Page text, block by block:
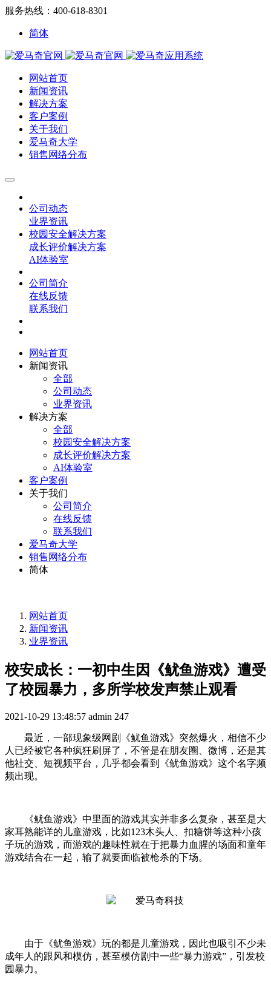
服务热线：400-618-8301
简体
网站首页
新闻资讯
解决方案
客户案例
关于我们
爱马奇大学
销售网络分布
公司动态
业界资讯
校园安全解决方案
成长评价解决方案
AI体验室
公司简介
在线反馈
联系我们
网站首页
新闻资讯
全部
公司动态
业界资讯
解决方案
全部
校园安全解决方案
成长评价解决方案
AI体验室
客户案例
关于我们
公司简介
在线反馈
联系我们
爱马奇大学
销售网络分布
简体
网站首页
新闻资讯
业界资讯
校安成长：一初中生因《鱿鱼游戏》遭受
了校园暴力，多所学校发声禁止观看
2021-10-29 13:48:57 admin 247
最近，一部现象级网剧《鱿鱼游戏》突然爆火，相信不少
人已经被它各种疯狂刷屏了，不管是在朋友圈、微博，还是其
他社交、短视频平台，几乎都会看到《鱿鱼游戏》这个名字频
频出现。
《鱿鱼游戏》中里面的游戏其实并非多么复杂，甚至是大
家耳熟能详的儿童游戏，比如123木头人、扣糖饼等这种小孩
子玩的游戏，而游戏的趣味性就在于把暴力血腥的场面和童年
游戏结合在一起，输了就要面临被枪杀的下场。
由于《鱿鱼游戏》玩的都是儿童游戏，因此也吸引不少未
成年人的跟风和模仿，甚至模仿剧中一些“暴力游戏”，引发校
园暴力。